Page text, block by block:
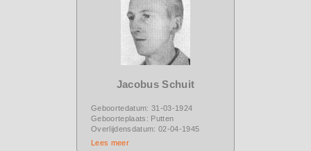
Jacobus Schuit
Geboortedatum: 31-03-1924
Geboorteplaats: Putten
Overlijdensdatum: 02-04-1945
Lees meer